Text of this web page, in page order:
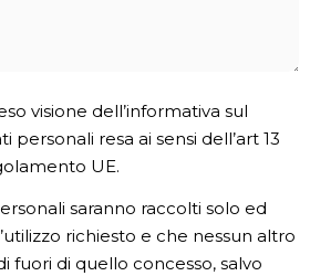
visione dell’informativa sul
resa ai sensi dell’art 13
UE.
saranno raccolti solo ed
richiesto e che nessun altro
fuori di quello concesso, salvo